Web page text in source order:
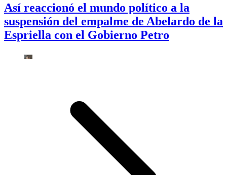
Así reaccionó el mundo político a la
suspensión del empalme de Abelardo de la
Espriella con el Gobierno Petro